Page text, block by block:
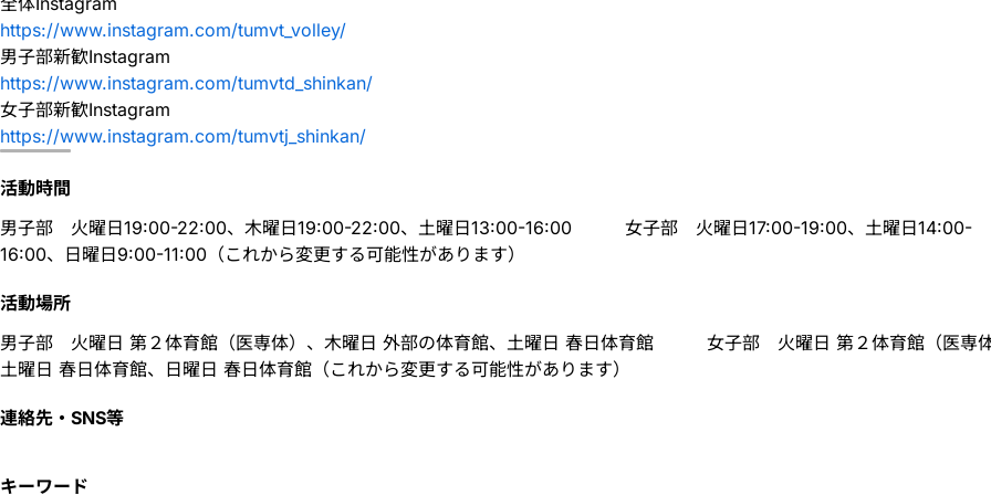
https://www.instagram.com/tumvt_volley/
男子部新歓Instagram
https://www.instagram.com/tumvtd_shinkan/
女子部新歓Instagram
https://www.instagram.com/tumvtj_shinkan/
活動時間
男子部 火曜日19:00-22:00、木曜日19:00-22:00、土曜日13:00-16:00 女子部 火曜日17:00-19:00、土曜日14:00-
16:00、日曜日9:00-11:00（これから変更する可能性があります）
活動場所
男子部 火曜日 第２体育館（医専体）、木曜日 外部の体育館、土曜日 春日体育館 女子部 火曜日 第２体育館（医専
土曜日 春日体育館、日曜日 春日体育館（これから変更する可能性があります）
連絡先・SNS等
キーワード